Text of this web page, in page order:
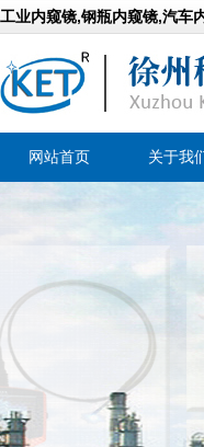
工业内窥镜,钢瓶内窥镜,汽车
网站首页 关于我